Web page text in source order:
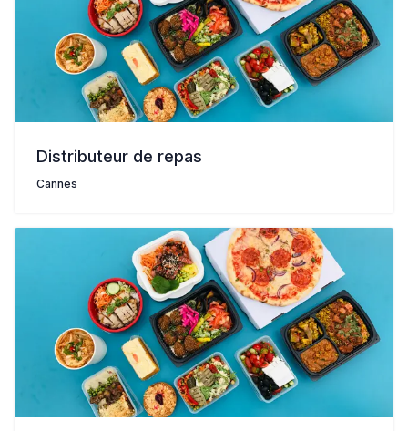
Distributeur de repas
Cannes